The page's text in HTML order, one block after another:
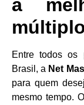
a
Entre todos os
Brasil, a Net
para quem
mesmo tempo.